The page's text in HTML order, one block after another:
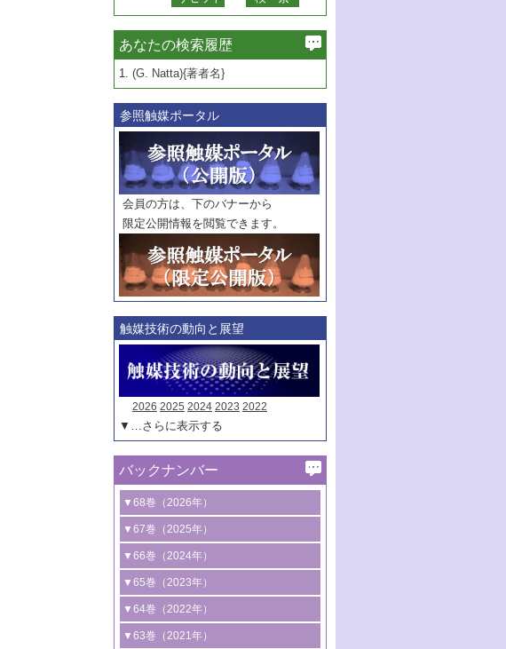
あなたの検索履歴
1. (G. Natta){著者名}
参照触媒ポータル
会員の方は、下のバナーから
限定公開情報を閲覧できます。
触媒技術の動向と展望
2026 2025 2024 2023 2022
▼…さらに表示する
バックナンバー
▼68巻（2026年）
1号 過酸化水素合成に関する研究動向
2号 コンピューター技術により加速する
触媒開発
3号 有機分子変換やCO 資源化のための
光触媒に関する最近の研究
B号 第137回触媒討論会（2026年）
▼67巻（2025年）
1号 CO
水素化によるグリーン燃料/グリ
ーンケミカル製造
2号 水素製造のための水分解技術に関す
る最近の研究
▼66巻（2024年）
1号 低次元ナノ構造を有する触媒材料
2号 規制反応場を活用した固体触媒研究
の新展開
▼65巻（2023年）
1号 炭素が関わる触媒機能
2号 プラスチックケミカルリサイクルの
▼64巻（2022年）
1号 合成ガス製造とCOを用いるケミカル
▼63巻（2021年）